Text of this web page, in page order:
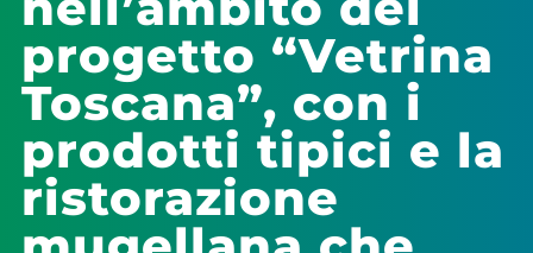
progetto “Vetrina
Toscana”, con i
prodotti tipici e la
ristorazione